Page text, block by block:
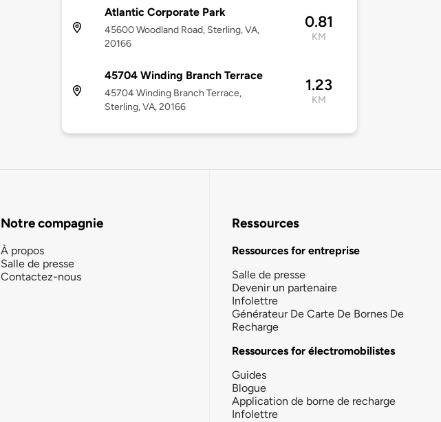
Atlantic Corporate Park
45600 Woodland Road, Sterling, VA,
20166
0.81
KM
45704 Winding Branch Terrace
45704 Winding Branch Terrace,
Sterling, VA, 20166
1.23
KM
Notre compagnie
À propos
Salle de presse
Contactez-nous
Ressources
Ressources for entreprise
Salle de presse
Devenir un partenaire
Infolettre
Générateur De Carte De Bornes De
Recharge
Ressources for électromobilistes
Guides
Blogue
Application de borne de recharge
Infolettre